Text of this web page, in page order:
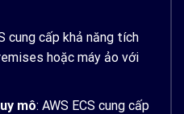
cung cấp khả năng tích
hoặc máy ảo với
mô: AWS ECS cung cấp